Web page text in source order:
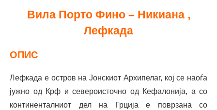
Вила Порто Фино – Никиана ,
Лефкада
ОПИС
Лефкада е остров на Јонскиот Архипелаг, кој се наоѓа
јужно од Крф и североисточно од Кефалонија, а со
континенталниот дел на Грција е поврзана со